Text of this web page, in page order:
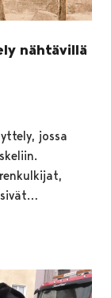
nähtävillä
jossa